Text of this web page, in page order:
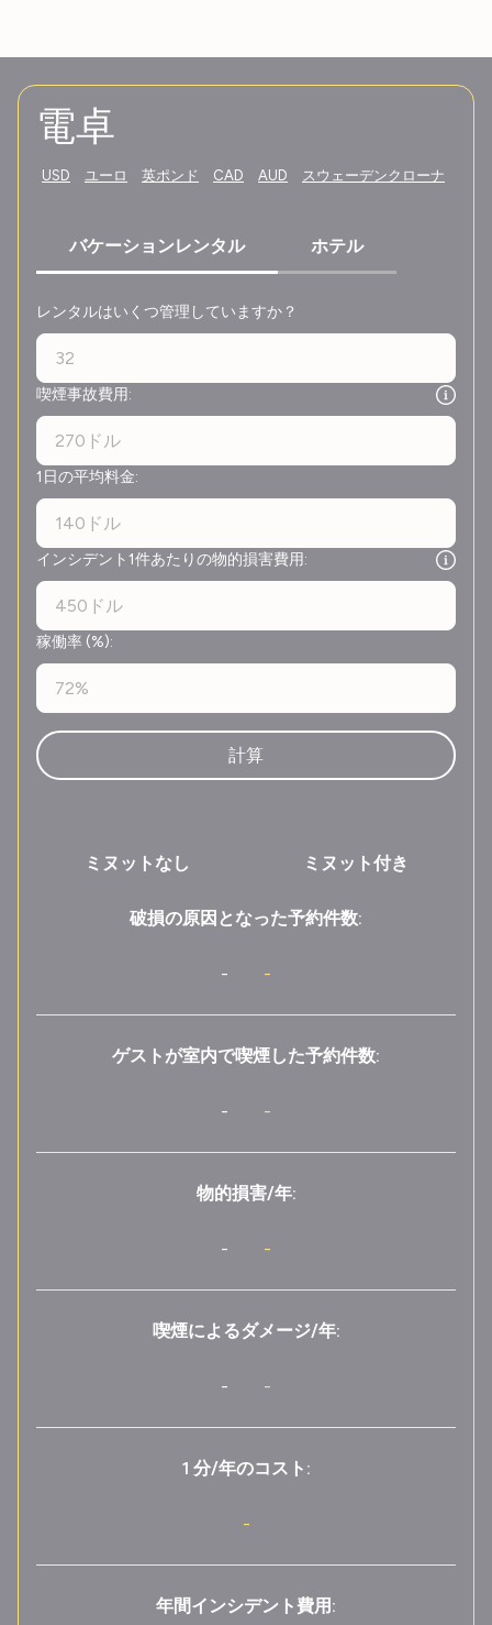
電卓
USD ユーロ 英ポンド CAD AUD スウェーデンクローナ
バケーションレンタル ホテル
レンタルはいくつ管理していますか？
喫煙事故費用:
1日の平均料金:
インシデント1件あたりの物的損害費用:
稼働率 (%):
ミヌットなし ミヌット付き
破損の原因となった予約件数:
- -
ゲストが室内で喫煙した予約件数:
- -
物的損害/年:
- -
喫煙によるダメージ/年:
- -
1 分/年のコスト:
-
年間インシデント費用: